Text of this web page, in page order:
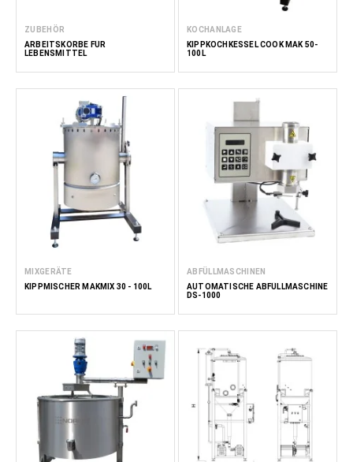
ZUBEHÖR
ARBEITSKÖRBE FÜR
LEBENSMITTEL
KOCHANLAGE
KIPPKOCHKESSEL COOK MAK 50-
100L
MIXGERÄTE
KIPPMISCHER MAKMIX 30 - 100L
ABFÜLLMASCHINEN
AUTOMATISCHE ABFÜLLMASCHINE
DS-1000